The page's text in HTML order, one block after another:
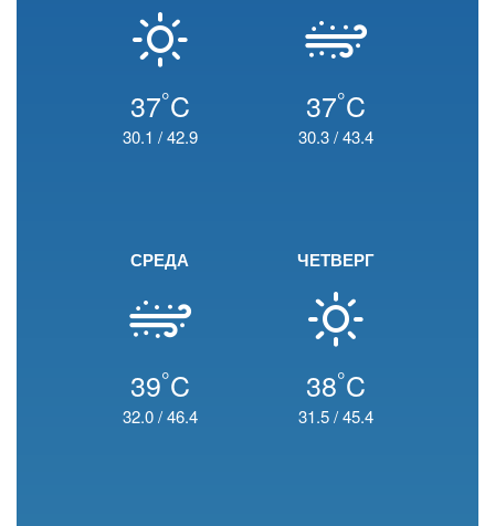
37°C
30.1 /42.9
37°C
30.3/43.4
СРЕДА
39°C
32.0/46.4
ЧЕТВЕРГ
38°C
31.5/45.4